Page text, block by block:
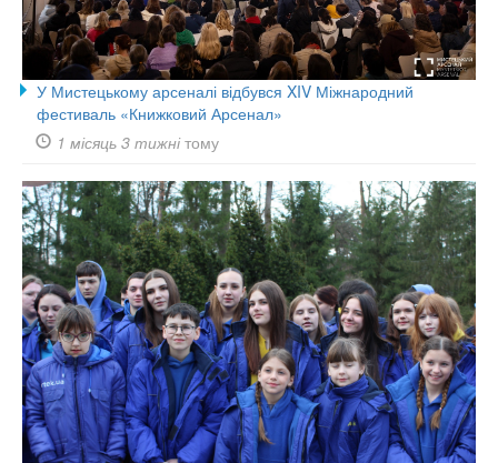
У Мистецькому арсеналі відбувся XIV Міжнародний
фестиваль «Книжковий Арсенал»
1 місяць 3 тижнітому